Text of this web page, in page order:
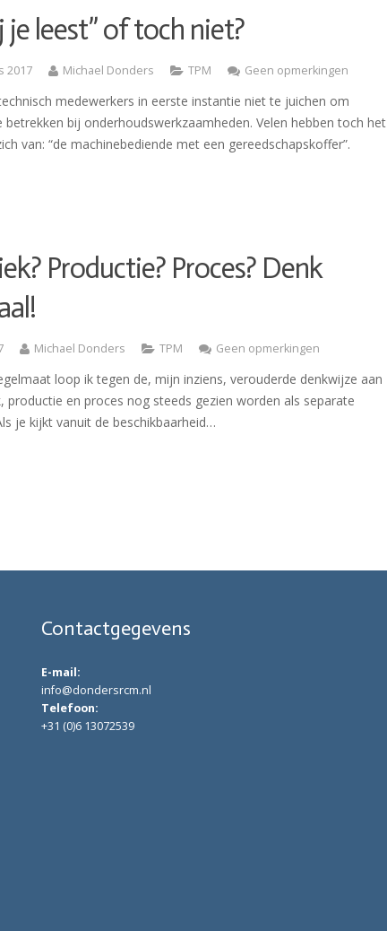
je leest” of toch niet?
2017 Michael Donders TPM Geen opmerkingen
medewerkers in eerste instantie niet te juichen om
betrekken bij onderhoudswerkzaamheden. Velen hebben toch het
van: “de machinebediende met een gereedschapskoffer”.
Productie? Proces? Denk
Michael Donders TPM Geen opmerkingen
loop ik tegen de, mijn inziens, verouderde denkwijze aan
productie en proces nog steeds gezien worden als separate
je kijkt vanuit de beschikbaarheid…
Contactgegevens
E-mail:
info@dondersrcm.nl
Telefoon:
+31 (0)6 13072539